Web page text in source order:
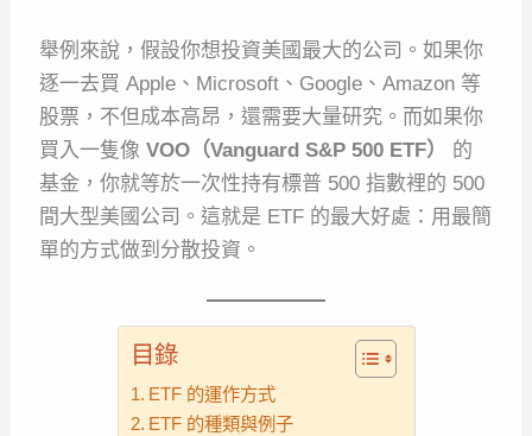
舉例來說，假設你想投資美國最大的公司。如果你
逐一去買 Apple、Microsoft、Google、Amazon 等
股票，不但成本高昂，還需要大量研究。而如果你
買入一隻像VOO（Vanguard S&P 500 ETF）
的
基金，你就等於一次性持有標普 500 指數裡的 500
間大型美國公司。這就是 ETF 的最大好處：用最簡
單的方式做到分散投資。
目錄
ETF 的運作方式
ETF 的種類與例子